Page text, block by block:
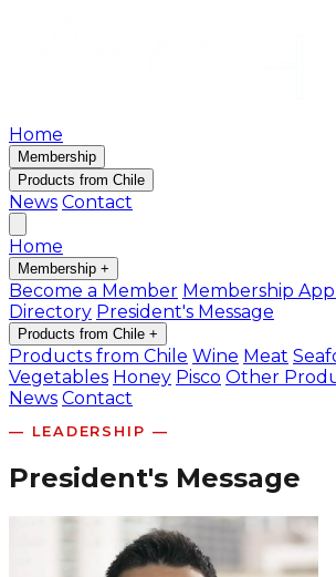
Home
Membership
Products from Chile
News Contact
Home
Membership +
Become a Member Membership
Directory President's Message
Products from Chile +
Products from Chile Wine Meat
Vegetables Honey Pisco Other
News Contact
— LEADERSHIP —
President's Message